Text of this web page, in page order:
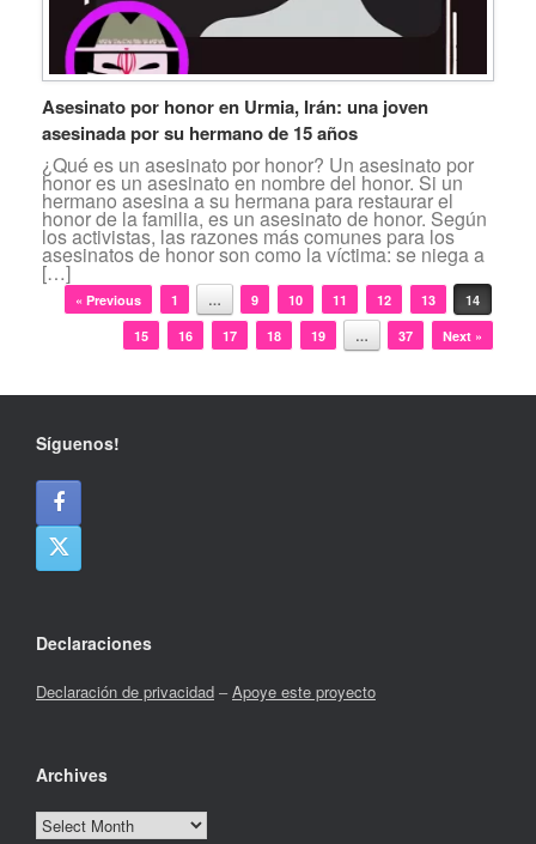
Asesinato por honor en Urmia, Irán: una joven
asesinada por su hermano de 15 años
¿Qué es un asesinato por honor? Un asesinato por
honor es un asesinato en nombre del honor. Si un
hermano asesina a su hermana para restaurar el
honor de la familia, es un asesinato de honor. Según
los activistas, las razones más comunes para los
asesinatos de honor son como la víctima: se niega a
[…]
Post navigation
« Previous 1 … 9 10 11 12 13
14
15
16 17 18 19 … 37 Next »
Síguenos!
Declaraciones
Declaración de privacidad –Apoye este proyecto
Archives
Archives